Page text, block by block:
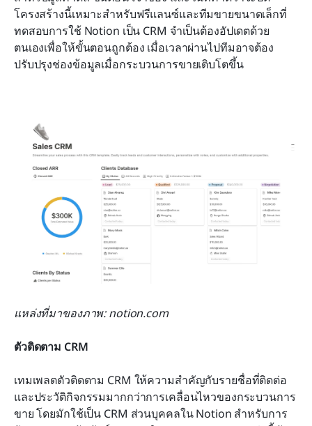
โครงสร้างนี้เหมาะสำหรับฟรีแลนซ์และทีมขายขนาดเล็กที่
ทดสอบการใช้ Notion เป็น CRM จำเป็นต้องอัปเดตด้วย
ตนเองเพื่อให้ขั้นตอนถูกต้อง เมื่อเวลาผ่านไปทีมอาจต้อง
ปรับปรุงช่องข้อมูลเมื่อกระบวนการขายเติบโตขึ้น
แหล่งที่มาของภาพ: notion.com
ตัวติดตาม CRM
เทมเพลตตัวติดตาม CRM ให้ความสำคัญกับรายชื่อที่ติดต่อ
และประวัติกิจกรรมมากกว่าการเคลื่อนไหวของกระบวนการ
ขาย โดยมักใช้เป็น CRM ส่วนบุคคลใน Notion สำหรับการ